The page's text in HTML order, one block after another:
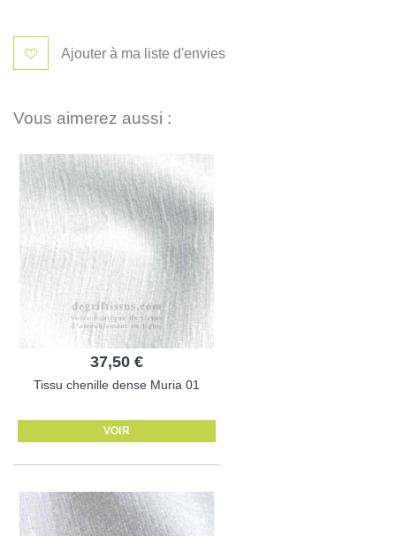
Ajouter à ma liste d'envies
Vous aimerez aussi :
37,50 €
Tissu chenille dense Muria 01
VOIR